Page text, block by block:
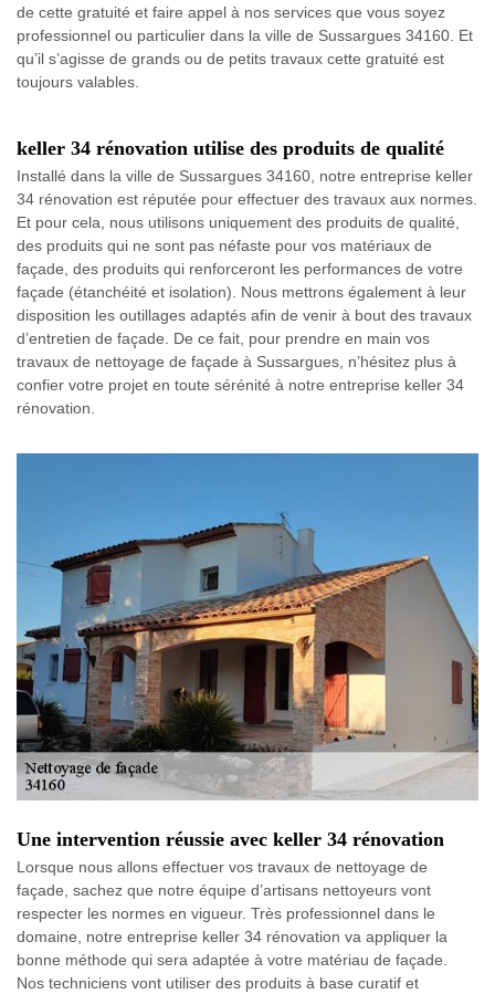
de cette gratuité et faire appel à nos services que vous soyez
professionnel ou particulier dans la ville de Sussargues 34160. Et
qu’il s’agisse de grands ou de petits travaux cette gratuité est
toujours valables.
keller 34 rénovation utilise des produits de qualité
Installé dans la ville de Sussargues 34160, notre entreprise keller
34 rénovation est réputée pour effectuer des travaux aux normes.
Et pour cela, nous utilisons uniquement des produits de qualité,
des produits qui ne sont pas néfaste pour vos matériaux de
façade, des produits qui renforceront les performances de votre
façade (étanchéité et isolation). Nous mettrons également à leur
disposition les outillages adaptés afin de venir à bout des travaux
d’entretien de façade. De ce fait, pour prendre en main vos
travaux de nettoyage de façade à Sussargues, n’hésitez plus à
confier votre projet en toute sérénité à notre entreprise keller 34
rénovation.
Une intervention réussie avec keller 34 rénovation
Lorsque nous allons effectuer vos travaux de nettoyage de
façade, sachez que notre équipe d’artisans nettoyeurs vont
respecter les normes en vigueur. Très professionnel dans le
domaine, notre entreprise keller 34 rénovation va appliquer la
bonne méthode qui sera adaptée à votre matériau de façade.
Nos techniciens vont utiliser des produits à base curatif et